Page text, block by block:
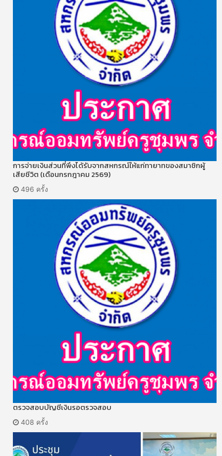
การจ่ายเงินส่วนที่พึงได้รับจากสหกรณ์ให้แก่ทายาทของสมาชิกผู้
เสียชีวิต (เดือนกรกฎาคม 2569)
496 ครั้ง
ตรวจสอบบัญชีเงินรอตรวจสอบ
408 ครั้ง